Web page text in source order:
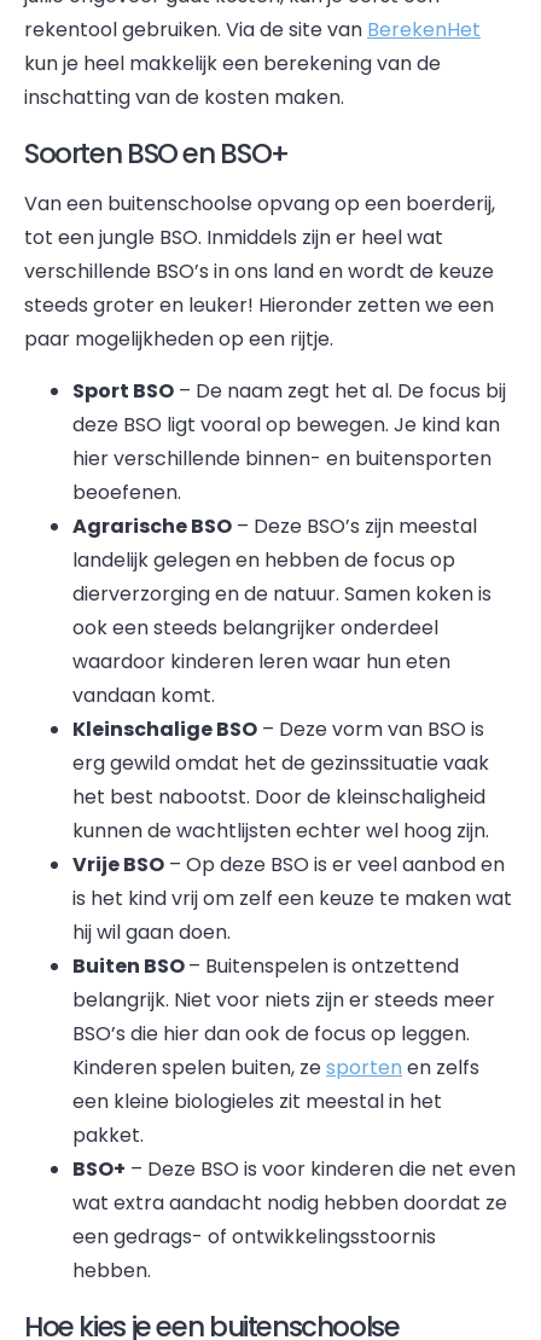
rekentool gebruiken. Via de site van BerekenHet
kun je heel makkelijk een berekening van de
inschatting van de kosten maken.
Soorten BSO en BSO+
Van een buitenschoolse opvang op een boerderij,
tot een jungle BSO. Inmiddels zijn er heel wat
verschillende BSO’s in ons land en wordt de keuze
steeds groter en leuker! Hieronder zetten we een
paar mogelijkheden op een rijtje.
Sport BSO – De naam zegt het al. De focus bij
deze BSO ligt vooral op bewegen. Je kind kan
hier verschillende binnen- en buitensporten
beoefenen.
Agrarische BSO – Deze BSO’s zijn meestal
landelijk gelegen en hebben de focus op
dierverzorging en de natuur. Samen koken is
ook een steeds belangrijker onderdeel
waardoor kinderen leren waar hun eten
vandaan komt.
Kleinschalige BSO – Deze vorm van BSO is
erg gewild omdat het de gezinssituatie vaak
het best nabootst. Door de kleinschaligheid
kunnen de wachtlijsten echter wel hoog zijn.
Vrije BSO – Op deze BSO is er veel aanbod en
is het kind vrij om zelf een keuze te maken wat
hij wil gaan doen.
Buiten BSO– Buitenspelen is ontzettend
belangrijk. Niet voor niets zijn er steeds meer
BSO’s die hier dan ook de focus op leggen.
Kinderen spelen buiten, zesporten en zelfs
een kleine biologieles zit meestal in het
pakket.
BSO+ – Deze BSO is voor kinderen die net even
wat extra aandacht nodig hebben doordat ze
een gedrags- of ontwikkelingsstoornis
hebben.
Hoe kies je een buitenschoolse